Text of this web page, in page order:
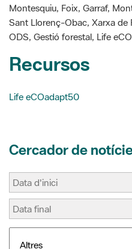
Recursos
Cercador de notícies